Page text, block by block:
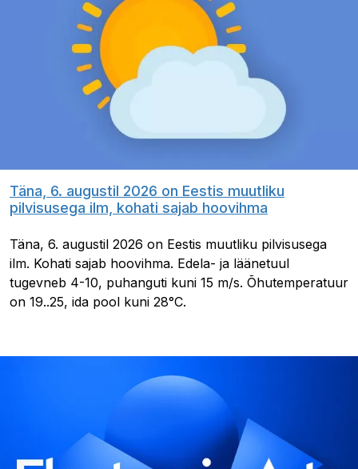
Täna, 6. augustil 2026 on Eestis muutliku
pilvisusega ilm, kohati sajab hoovihma
Täna, 6. augustil 2026 on Eestis muutliku pilvisusega
ilm. Kohati sajab hoovihma. Edela- ja läänetuul
tugevneb 4-10, puhanguti kuni 15 m/s. Õhutemperatuur
on 19..25, ida pool kuni 28°C.